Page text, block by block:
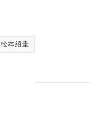
松本紹圭